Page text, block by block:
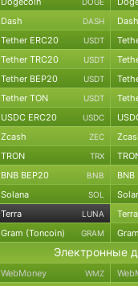
Dash DASH Dash
Tether ERC20 USDT
Tether TRC20 USDT
Tether BEP20 USDT
Tether TON USDT
USDC ERC20 USDC
Zcash ZEC
TRON TRX
BNB BEP20 BNB BNB
Solana SOL
Terra LUNA Terra
Gram (Toncoin) GRAM
Электронные
WebMoney WMZ